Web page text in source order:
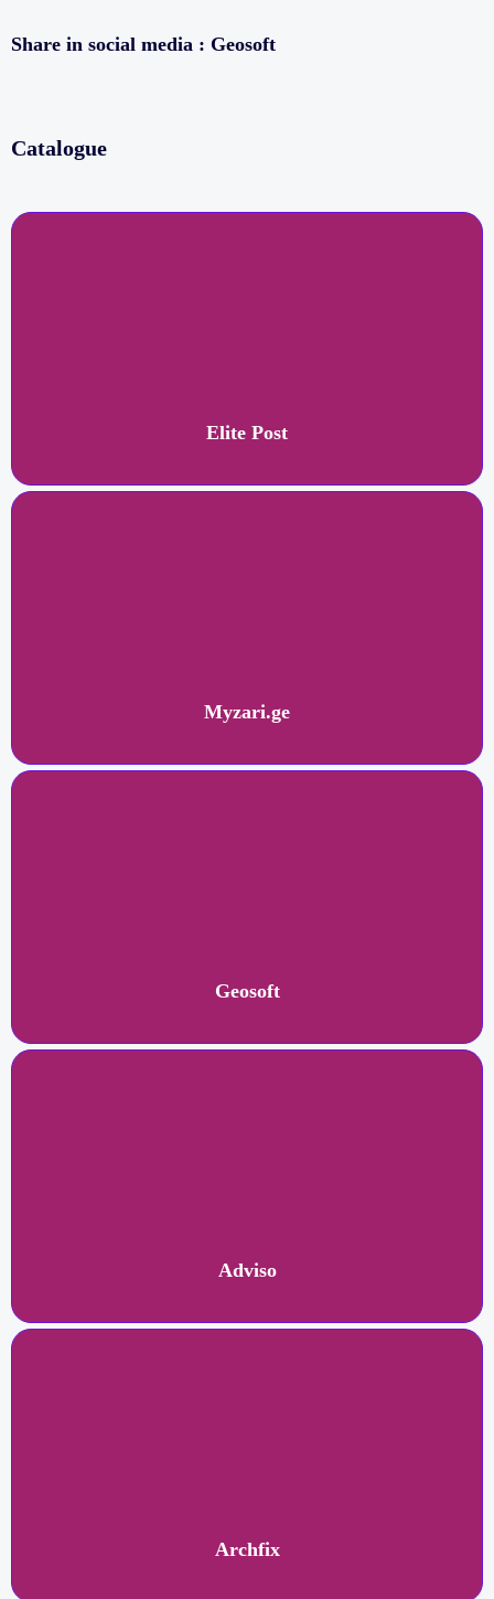
Share in social media : Geosoft
Catalogue
Elite Post
Myzari.ge
Geosoft
Adviso
Archfix